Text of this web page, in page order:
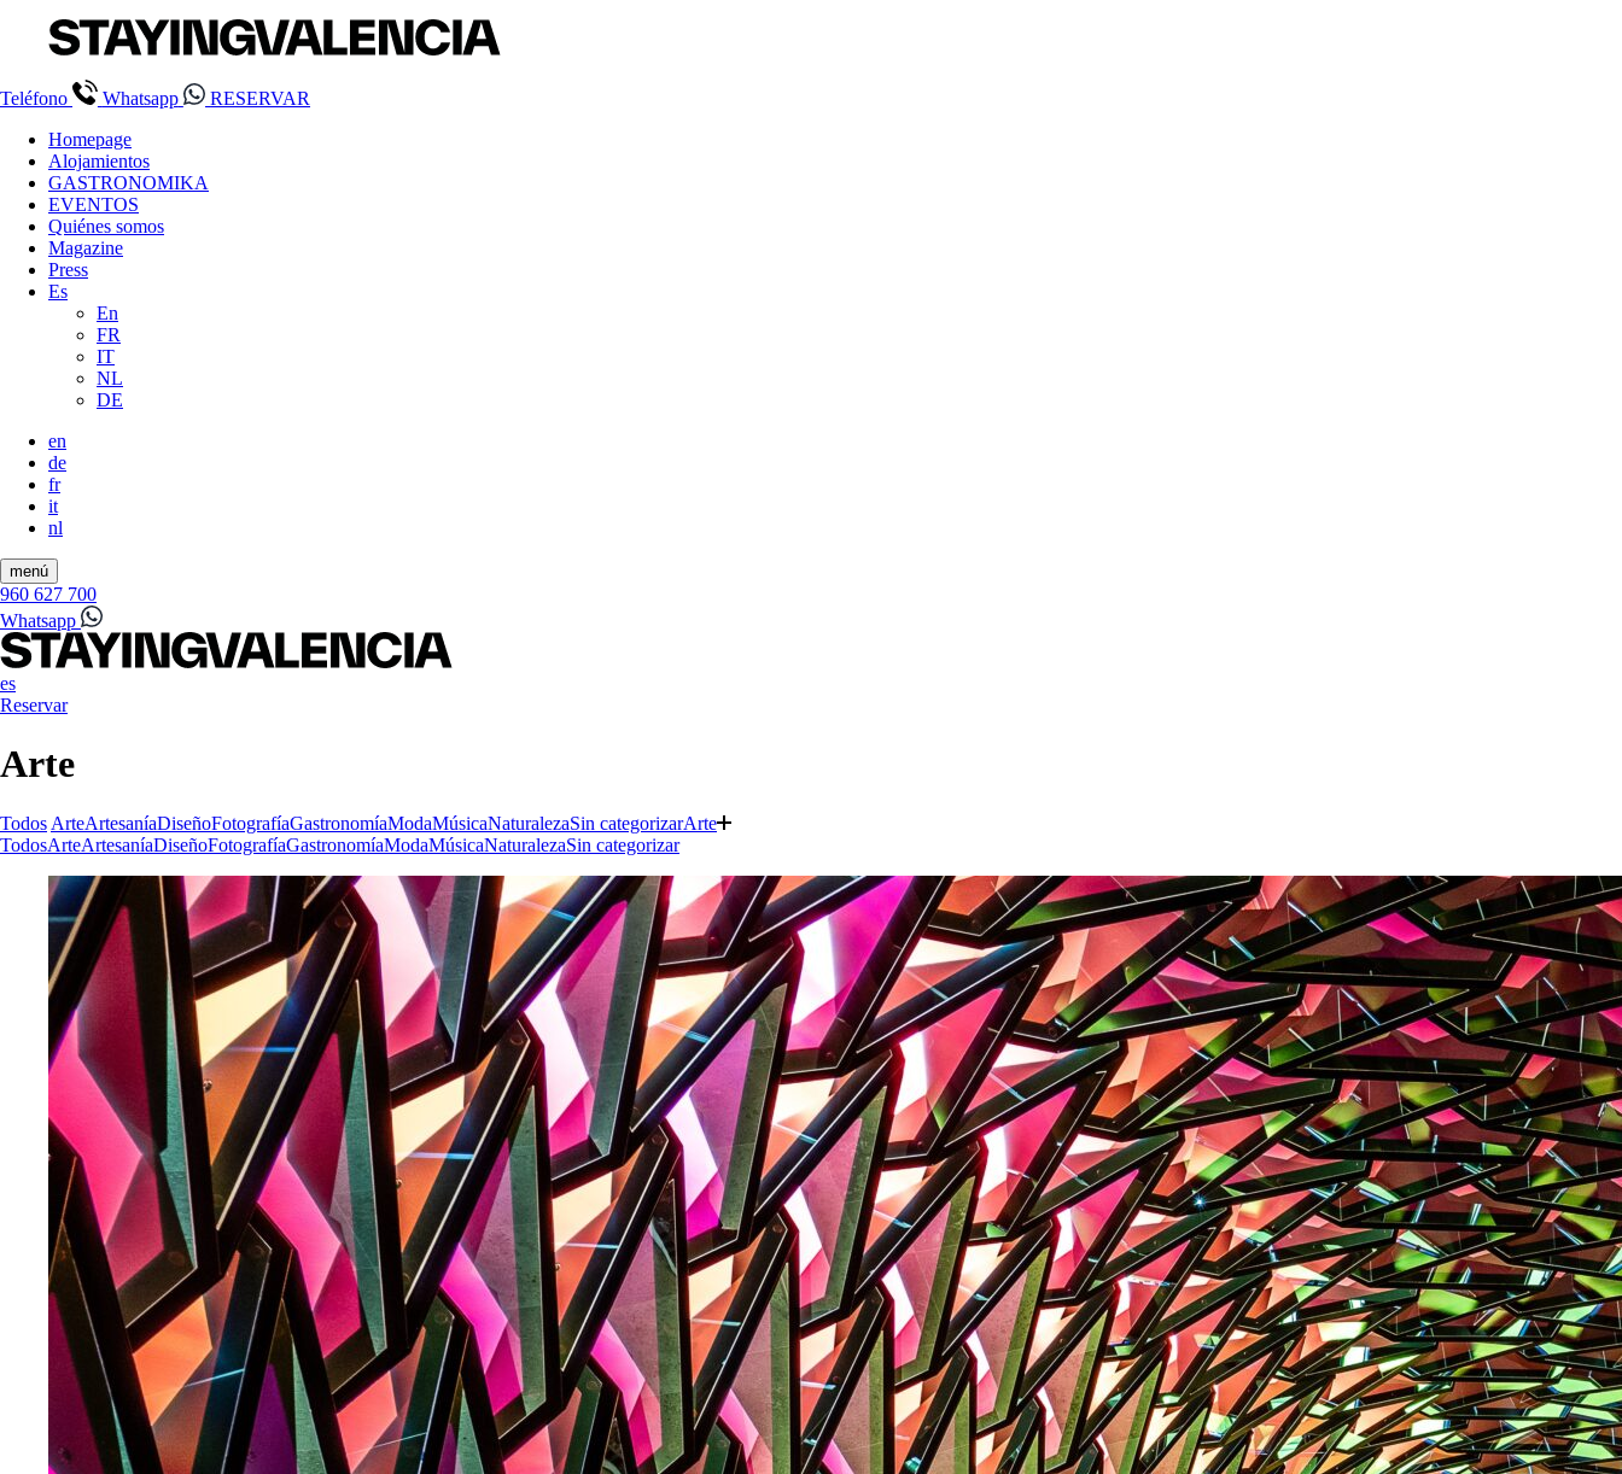
Teléfono Whatsapp
RESERVAR
Homepage
Alojamientos
GASTRONOMIKA
EVENTOS
Quiénes somos
Magazine
Press
Es
En
FR
IT
NL
DE
en
de
fr
it
nl
menú
960 627 700
Whatsapp
es
Reservar
Arte
Todos ArteArtesaníaDiseñoFotografíaGastronomíaModaMúsicaNaturalezaSin categorizarArte
TodosArteArtesaníaDiseñoFotografíaGastronomíaModaMúsicaNaturalezaSin categorizar